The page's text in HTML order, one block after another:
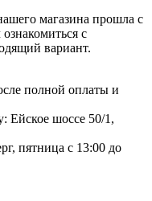
магазина прошла с
с
вариант.
полной оплаты и
Ейское шоссе 50/1,
пятница с 13:00 до